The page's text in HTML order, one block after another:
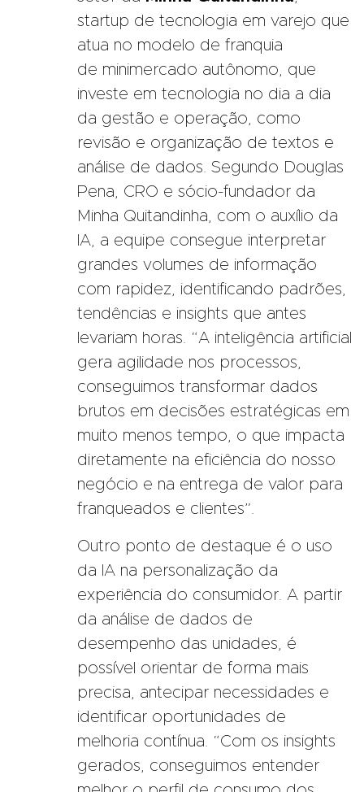
startup de tecnologia em varejo que
atua no modelo de franquia
de minimercado autônomo, que
investe em tecnologia no dia a dia
da gestão e operação, como
revisão e organização de textos e
análise de dados. Segundo Douglas
Pena, CRO e sócio-fundador da
Minha Quitandinha, com o auxílio da
IA, a equipe consegue interpretar
grandes volumes de informação
com rapidez, identificando padrões,
tendências e insights que antes
levariam horas. “A inteligência artificial
gera agilidade nos processos,
conseguimos transformar dados
brutos em decisões estratégicas em
muito menos tempo, o que impacta
diretamente na eficiência do nosso
negócio e na entrega de valor para
franqueados e clientes”.
Outro ponto de destaque é o uso
da IA na personalização da
experiência do consumidor. A partir
da análise de dados de
desempenho das unidades, é
possível orientar de forma mais
precisa, antecipar necessidades e
identificar oportunidades de
melhoria contínua. “Com os insights
gerados, conseguimos entender